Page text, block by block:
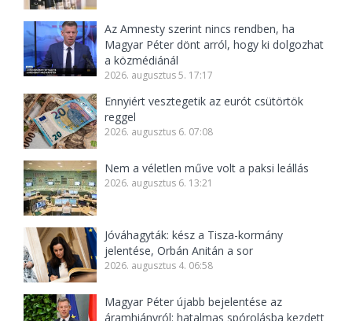
Az Amnesty szerint nincs rendben, ha
Magyar Péter dönt arról, hogy ki dolgozhat
a közmédiánál
2026. augusztus 5. 17:17
Ennyiért vesztegetik az eurót csütörtök
reggel
2026. augusztus 6. 07:08
Nem a véletlen műve volt a paksi leállás
2026. augusztus 6. 13:21
Jóváhagyták: kész a Tisza-kormány
jelentése, Orbán Anitán a sor
2026. augusztus 4. 06:58
Magyar Péter újabb bejelentése az
áramhiányról: hatalmas spórolásba kezdett